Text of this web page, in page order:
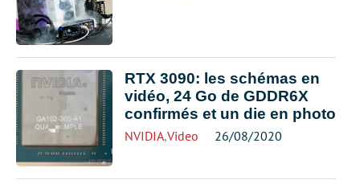
RTX 3090: les schémas en
vidéo, 24 Go de GDDR6X
confirmés et un die en photo
NVIDIA,Video 26/08/2020